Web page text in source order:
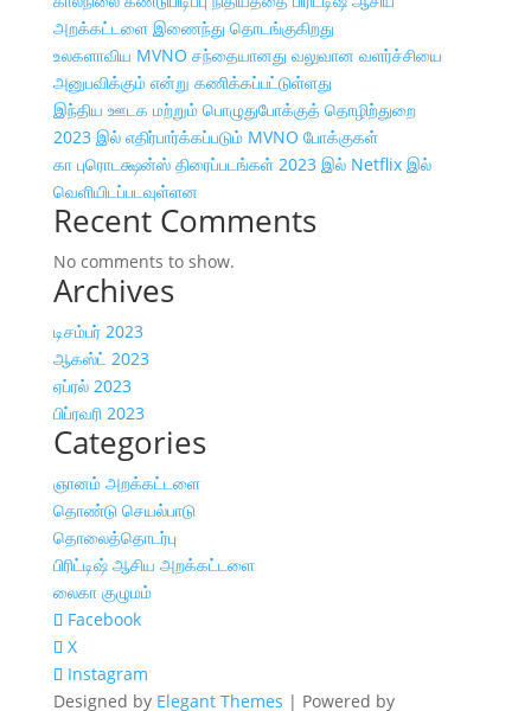
அறக்கட்டளை இணைந்து தொடங்குகிறது
உலகளாவிய MVNO சந்தையானது வலுவான வளர்ச்சியை
அனுபவிக்கும் என்று கணிக்கப்பட்டுள்ளது
இந்திய ஊடக மற்றும் பொழுதுபோக்குத் தொழிற்துறை
2023 இல் எதிர்பார்க்கப்படும் MVNO போக்குகள்
கா புரொடக்ஷன்ஸ் திரைப்படங்கள் 2023 இல் Netflix இல்
வெளியிடப்படவுள்ளன
Recent Comments
No comments to show.
Archives
டிசம்பர் 2023
ஆகஸ்ட் 2023
ஏப்ரல் 2023
பிப்ரவரி 2023
Categories
ஞானம் அறக்கட்டளை
தொண்டு செயல்பாடு
தொலைத்தொடர்பு
பிரிட்டிஷ் ஆசிய அறக்கட்டளை
லைகா குழுமம்
Facebook
X
Instagram
Designed by Elegant Themes | Powered by